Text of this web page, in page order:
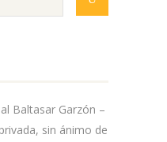
Baltasar Garzón –
sin ánimo de